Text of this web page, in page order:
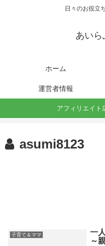
日々のお役立
あいら
ホーム
運営者情報
アフィリエイト
asumi8123
子育て＆ママ
一
～